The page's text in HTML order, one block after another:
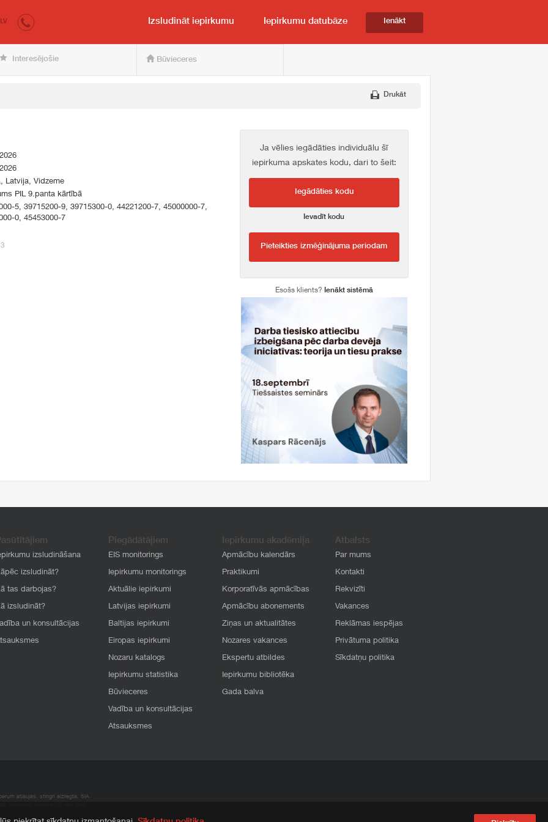
pircējam un pārdevējam
LV Izsludināt iepirkumu Iepirkumu datubāze Ienākt
Interesējošie Būvieceres
Drukāt
Latvija, Vidzeme
PIL 9.panta kārtībā
5, 39715200-9, 39715300-0, 44221200-7, 45000000-7,
0, 45453000-7
Ja vēlies iegādāties individuālu šī
iepirkuma apskates kodu, dari to šeit:
Iegādāties kodu
Ievadīt kodu
Pieteikties izmēģinājuma periodam
Esošs klients? Ienākt sistēmā
izsludināšana
izsludināt?
tas darbojas?
izsludināt?
un konsultācijas
Piegādātājiem
EIS monitorings
Iepirkumu monitorings
Aktuālie iepirkumi
Latvijas iepirkumi
Baltijas iepirkumi
Eiropas iepirkumi
Nozaru katalogs
Iepirkumu statistika
Būvieceres
Vadība un konsultācijas
Atsauksmes
Iepirkumu akadēmija
Apmācību kalendārs
Praktikumi
Korporatīvās apmācības
Apmācību abonements
Ziņas un aktualitātes
Nozares vakances
Ekspertu atbildes
Iepirkumu bibliotēka
Gada balva
Atbalsts
Par mums
Kontakti
Rekvizīti
Vakances
Reklāmas iespējas
Privātuma politika
Sīkdatņu politika
atļaujas, stingri aizliegta. SIA